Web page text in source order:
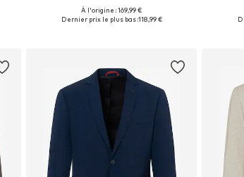
Disponible en plusieurs tailles
À l'origine : 169,99 €
Dernier prix le plus bas :118,99 €
Tailles